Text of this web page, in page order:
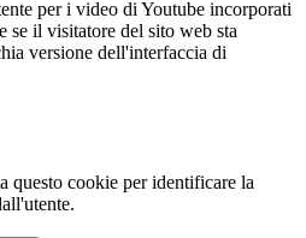
per i video di Youtube incorporati
se il visitatore del sito web sta
versione dell'interfaccia di
questo cookie per identificare la